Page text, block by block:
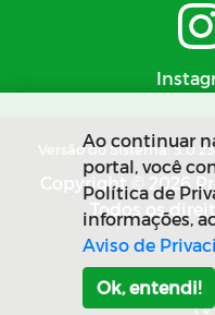
Versão do Sistema:
Copyright © 2026
Todos os
Ao continuar
portal, você
Política de
informações,
Aviso de
Ok, entendi!